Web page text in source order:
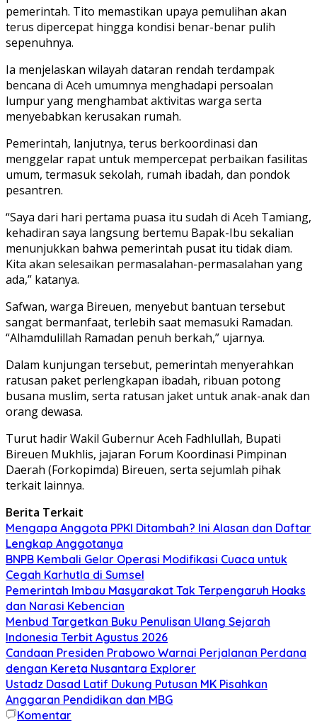
pemerintah. Tito memastikan upaya pemulihan akan
terus dipercepat hingga kondisi benar-benar pulih
sepenuhnya.
Ia menjelaskan wilayah dataran rendah terdampak
bencana di Aceh umumnya menghadapi persoalan
lumpur yang menghambat aktivitas warga serta
menyebabkan kerusakan rumah.
Pemerintah, lanjutnya, terus berkoordinasi dan
menggelar rapat untuk mempercepat perbaikan fasilitas
umum, termasuk sekolah, rumah ibadah, dan pondok
pesantren.
“Saya dari hari pertama puasa itu sudah di Aceh Tamiang,
kehadiran saya langsung bertemu Bapak-Ibu sekalian
menunjukkan bahwa pemerintah pusat itu tidak diam.
Kita akan selesaikan permasalahan-permasalahan yang
ada,” katanya.
Safwan, warga Bireuen, menyebut bantuan tersebut
sangat bermanfaat, terlebih saat memasuki Ramadan.
“Alhamdulillah Ramadan penuh berkah,” ujarnya.
Dalam kunjungan tersebut, pemerintah menyerahkan
ratusan paket perlengkapan ibadah, ribuan potong
busana muslim, serta ratusan jaket untuk anak-anak dan
orang dewasa.
Turut hadir Wakil Gubernur Aceh Fadhlullah, Bupati
Bireuen Mukhlis, jajaran Forum Koordinasi Pimpinan
Daerah (Forkopimda) Bireuen, serta sejumlah pihak
terkait lainnya.
Berita Terkait
Mengapa Anggota PPKI Ditambah? Ini Alasan dan Daftar
Lengkap Anggotanya
BNPB Kembali Gelar Operasi Modifikasi Cuaca untuk
Cegah Karhutla di Sumsel
Pemerintah Imbau Masyarakat Tak Terpengaruh Hoaks
dan Narasi Kebencian
Menbud Targetkan Buku Penulisan Ulang Sejarah
Indonesia Terbit Agustus 2026
Candaan Presiden Prabowo Warnai Perjalanan Perdana
dengan Kereta Nusantara Explorer
Ustadz Dasad Latif Dukung Putusan MK Pisahkan
Anggaran Pendidikan dan MBG
Komentar